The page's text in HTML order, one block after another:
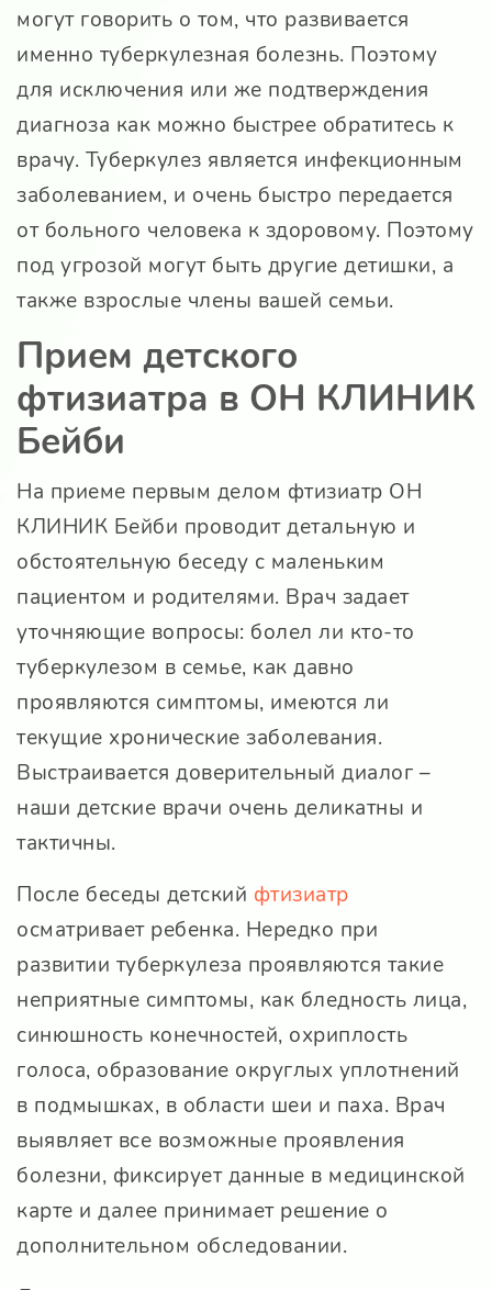
могут говорить о том, что развивается
именно туберкулезная болезнь. Поэтому
для исключения или же подтверждения
диагноза как можно быстрее обратитесь к
врачу. Туберкулез является инфекционным
заболеванием, и очень быстро передается
от больного человека к здоровому. Поэтому
под угрозой могут быть другие детишки, а
также взрослые члены вашей семьи.
Прием детского
фтизиатра в ОН КЛИНИК
Бейби
На приеме первым делом фтизиатр ОН
КЛИНИК Бейби проводит детальную и
обстоятельную беседу с маленьким
пациентом и родителями. Врач задает
уточняющие вопросы: болел ли кто-то
туберкулезом в семье, как давно
проявляются симптомы, имеются ли
текущие хронические заболевания.
Выстраивается доверительный диалог –
наши детские врачи очень деликатны и
тактичны.
После беседы детский фтизиатр
осматривает ребенка. Нередко при
развитии туберкулеза проявляются такие
неприятные симптомы, как бледность лица,
синюшность конечностей, охриплость
голоса, образование округлых уплотнений
в подмышках, в области шеи и паха. Врач
выявляет все возможные проявления
болезни, фиксирует данные в медицинской
карте и далее принимает решение о
дополнительном обследовании.